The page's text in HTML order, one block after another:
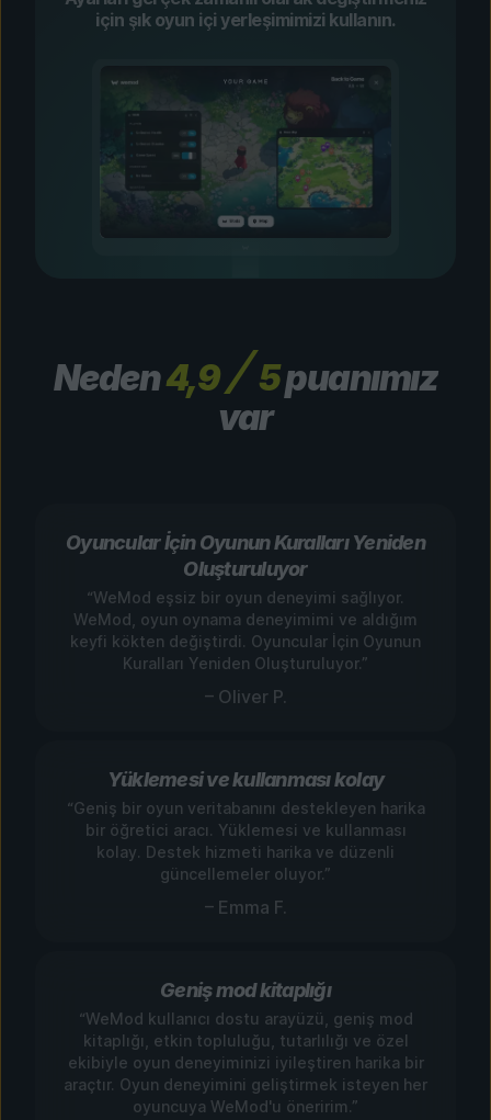
için şık oyun içi yerleşimimizi kullanın.
Neden4,9 5puanımız
var
Oyuncular İçin Oyunun Kuralları Yeniden
Oluşturuluyor
“WeMod eşsiz bir oyun deneyimi sağlıyor.
WeMod, oyun oynama deneyimimi ve aldığım
keyfi kökten değiştirdi. Oyuncular İçin Oyunun
Kuralları Yeniden Oluşturuluyor.”
– Oliver P.
Yüklemesi ve kullanması kolay
“Geniş bir oyun veritabanını destekleyen harika
bir öğretici aracı. Yüklemesi ve kullanması
kolay. Destek hizmeti harika ve düzenli
güncellemeler oluyor.”
– Emma F.
Geniş mod kitaplığı
“WeMod kullanıcı dostu arayüzü, geniş mod
kitaplığı, etkin topluluğu, tutarlılığı ve özel
ekibiyle oyun deneyiminizi iyileştiren harika bir
araçtır. Oyun deneyimini geliştirmek isteyen her
oyuncuya WeMod'u öneririm.”